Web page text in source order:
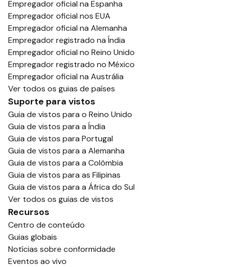
Empregador oficial na Espanha
Empregador oficial nos EUA
Empregador oficial na Alemanha
Empregador registrado na Índia
Empregador oficial no Reino Unido
Empregador registrado no México
Empregador oficial na Austrália
Ver todos os guias de países
Suporte para vistos
Guia de vistos para o Reino Unido
Guia de vistos para a Índia
Guia de vistos para Portugal
Guia de vistos para a Alemanha
Guia de vistos para a Colômbia
Guia de vistos para as Filipinas
Guia de vistos para a África do Sul
Ver todos os guias de vistos
Recursos
Centro de conteúdo
Guias globais
Notícias sobre conformidade
Eventos ao vivo